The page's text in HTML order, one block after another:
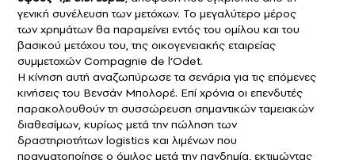
γενική συνέλευση των μετόχων. Το μεγαλύτερο μέρος
των χρημάτων θα παραμείνει εντός του ομίλου και του
βασικού μετόχου του, της οικογενειακής εταιρείας
συμμετοχών Compagnie de l’Odet.
Η κίνηση αυτή αναζωπύρωσε τα σενάρια για τις επόμενες
κινήσεις του Βενσάν Μπολορέ. Επί χρόνια οι επενδυτές
παρακολουθούν τη συσσώρευση σημαντικών ταμειακών
διαθεσίμων, κυρίως μετά την πώληση των
δραστηριοτήτων logistics και λιμένων που
πραγματοποίησε ο όμιλος μετά την πανδημία, εκτιμώντας